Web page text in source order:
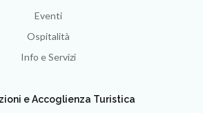
Eventi
Ospitalità
Info e Servizi
e Accoglienza Turistica